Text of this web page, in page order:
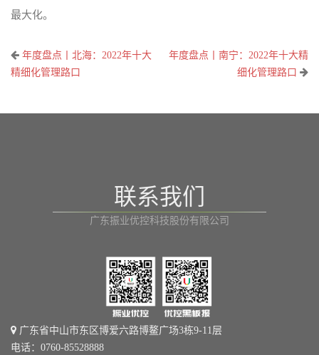
最大化。
文
章
航
年度盘点丨北海：2022年十大
精细化管理路口
年度盘点丨南宁：2022年十大精
细化管理路口
联系我们
广东振业优控科技股份有限公司
广东省中山市东区博爱六路博鳌广场3栋9-11层
电话：0760-85528888